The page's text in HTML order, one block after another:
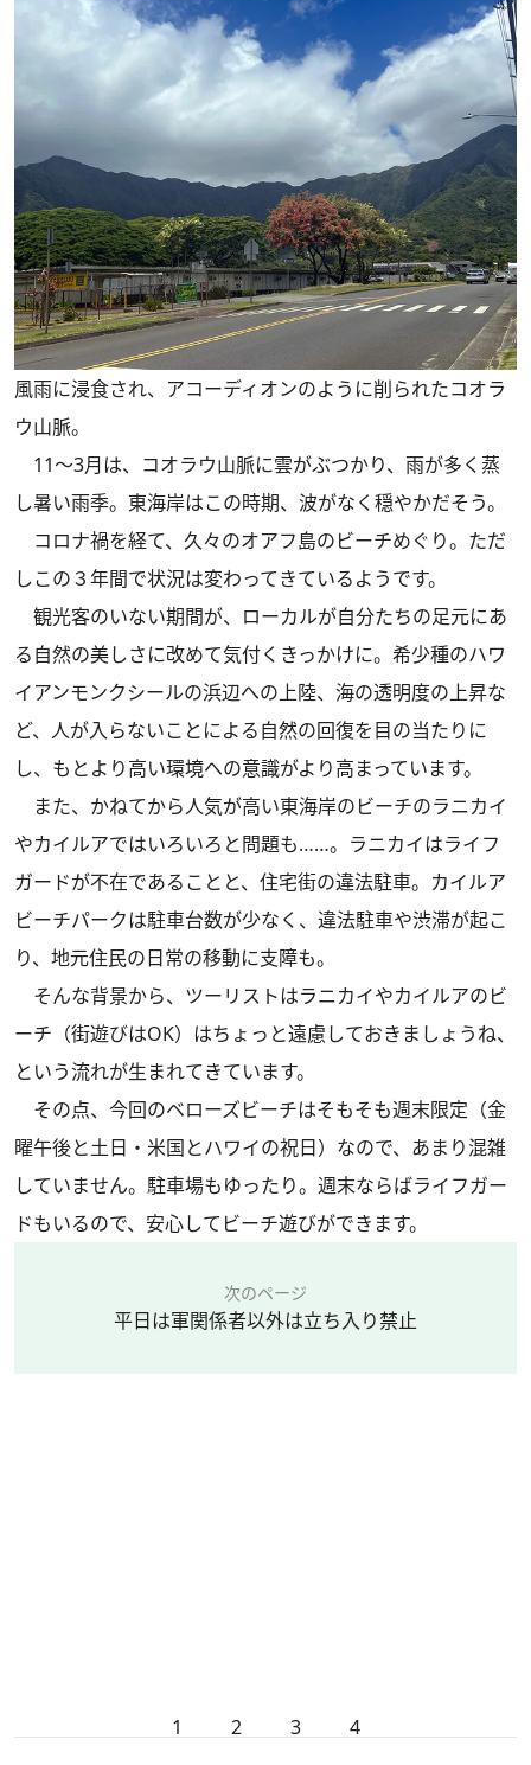
風雨に浸食され、アコーディオンのように削られたコオラ
ウ山脈。
11～3月は、コオラウ山脈に雲がぶつかり、雨が多く蒸
し暑い雨季。東海岸はこの時期、波がなく穏やかだそう。
コロナ禍を経て、久々のオアフ島のビーチめぐり。ただ
しこの３年間で状況は変わってきているようです。
観光客のいない期間が、ローカルが自分たちの足元にあ
る自然の美しさに改めて気付くきっかけに。希少種のハワ
イアンモンクシールの浜辺への上陸、海の透明度の上昇な
ど、人が入らないことによる自然の回復を目の当たりに
し、もとより高い環境への意識がより高まっています。
また、かねてから人気が高い東海岸のビーチのラニカイ
やカイルアではいろいろと問題も……。ラニカイはライフ
ガードが不在であることと、住宅街の違法駐車。カイルア
ビーチパークは駐車台数が少なく、違法駐車や渋滞が起こ
り、地元住民の日常の移動に支障も。
そんな背景から、ツーリストはラニカイやカイルアのビ
ーチ（街遊びはOK）はちょっと遠慮しておきましょうね、
という流れが生まれてきています。
その点、今回のベローズビーチはそもそも週末限定（金
曜午後と土日・米国とハワイの祝日）なので、あまり混雑
していません。駐車場もゆったり。週末ならばライフガー
ドもいるので、安心してビーチ遊びができます。
次のページ
平日は軍関係者以外は立ち入り禁止
1 2 3 4